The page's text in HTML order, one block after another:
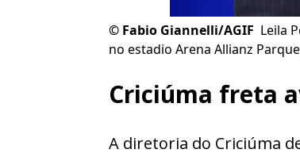
© Fabio Giannelli/AGIF Leila
no estadio Arena Allianz
Criciúma freta
A diretoria do Criciúma